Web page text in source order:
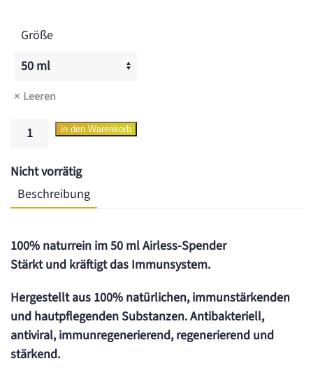
Größe
Leeren
Body
Rich
CreamVitality
Menge
in den Warenkorb
Nicht vorrätig
Beschreibung
100% naturrein im 50 ml Airless-Spender
Stärkt und kräftigt das Immunsystem.
Hergestellt aus 100% natürlichen, immunstärkenden
und hautpflegenden Substanzen. Antibakteriell,
antiviral, immunregenerierend, regenerierend und
stärkend.